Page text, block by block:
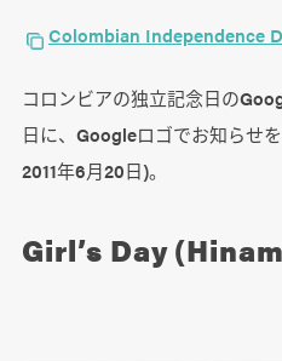
Colombian Independence
コロンビアの独立記念日の
日に、Googleロゴでお知らせ
2011年6月20日)。
Girl’s Day